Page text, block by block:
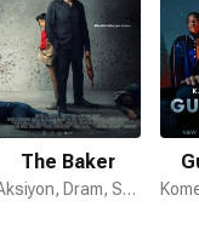
The Baker
Aksiyon, Dram, Suç